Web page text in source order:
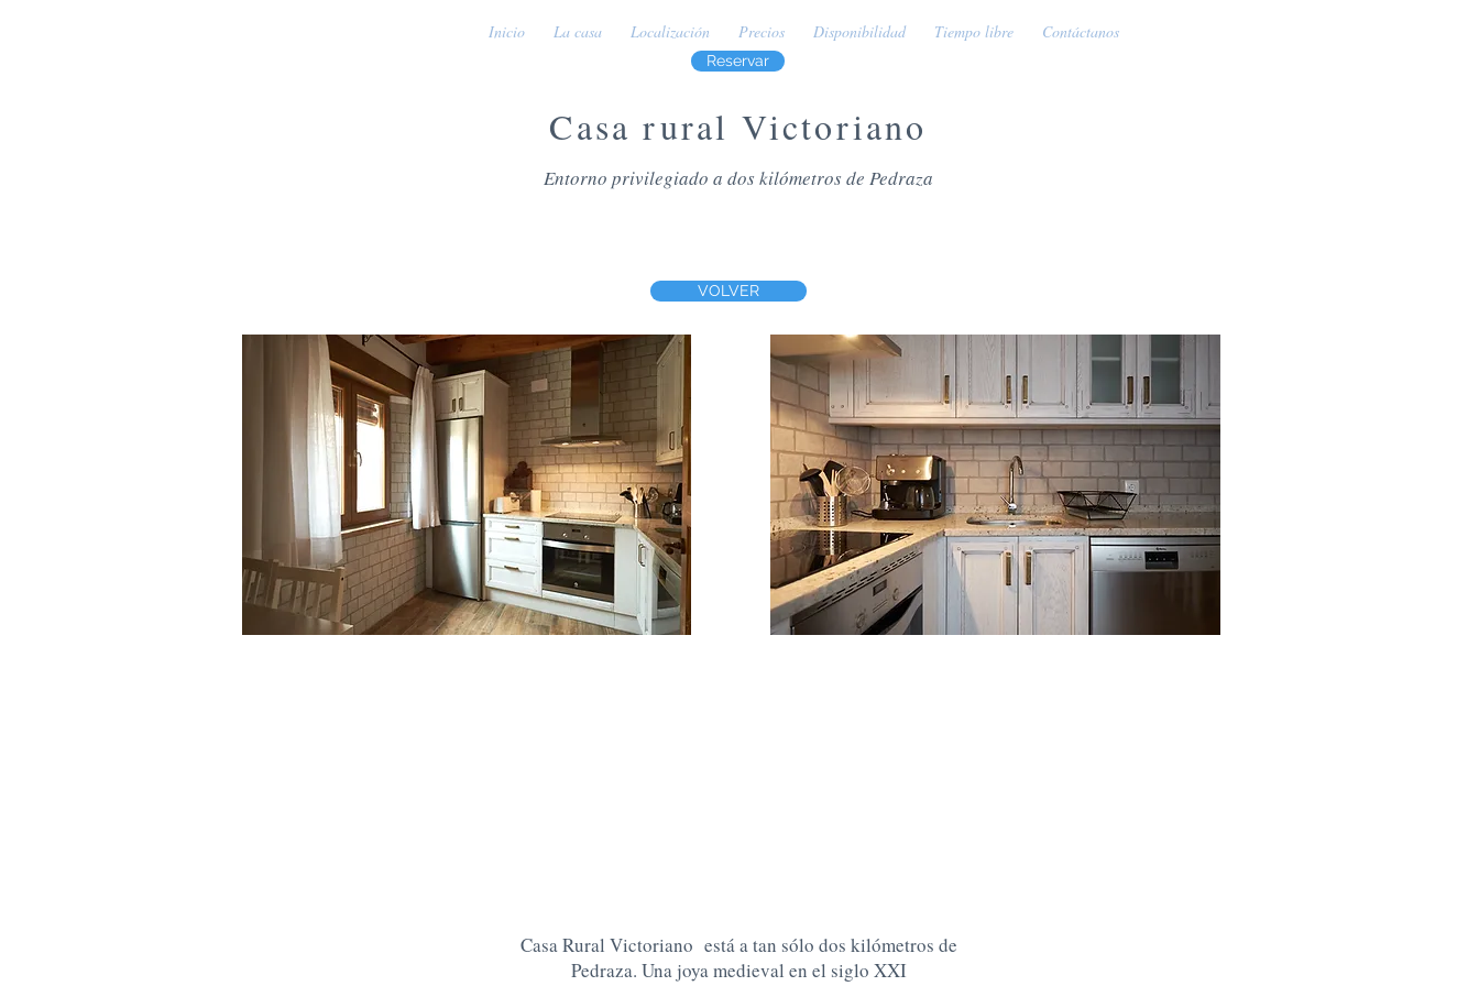
Inicio La casa Localización Precios Disponibilidad Tiempo libre Contáctanos
Reservar
Casa rural Victoriano
Entorno privilegiado a dos kilómetros de Pedraza
VOLVER
Casa Rural Victoriano está a tan sólo dos kilómetros de
Pedraza. Una joya medieval en el siglo XXI